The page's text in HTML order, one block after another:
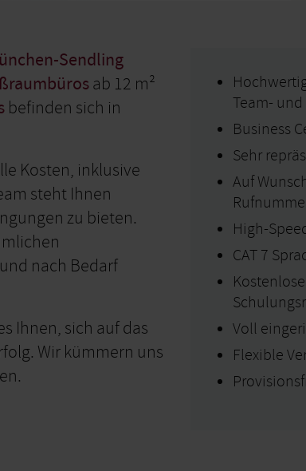
Sendling
ab 12 m²
befinden sich in
Kosten, inklusive
steht Ihnen
zu bieten.
nach Bedarf
Ihnen, sich auf das
Wir kümmern uns
Team-
Business
Sehr
Auf
High-
CAT 7
Voll
Flexible